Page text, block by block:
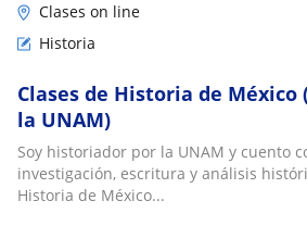
Clases on line
Historia
Clases de Historia de
la UNAM)
Soy historiador por la UNAM y cuento
investigación, escritura y análisis
Historia de México...